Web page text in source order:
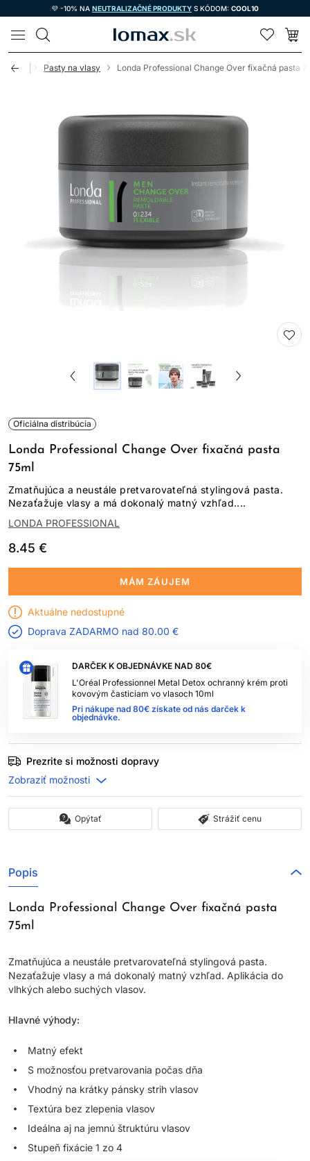
💜 -10% NA NEUTRALIZAČNÉ PRODUKTY S KÓDOM: COOL10
LOMAX
Pasty na vlasy Londa Professional Change Over fixačná pasta
Oficiálna distribúcia
Londa Professional Change Over fixačná pasta
75ml
Zmatňujúca a neustále pretvarovateľná stylingová pasta.
Nezaťažuje vlasy a má dokonalý matný vzhľad....
LONDA PROFESSIONAL
8.45 €
DARČEK K OBJEDNÁVKE NAD 80€
L'Oréal Professionnel Metal Detox ochranný krém proti
kovovým časticiam vo vlasoch 10ml
Pri nákupe nad 80€ získate od nás darček k
objednávke.
MÁM ZÁUJEM
Aktuálne nedostupné
Doprava ZADARMO nad 80.00 €
Prezrite si možnosti dopravy
Opýtať Strážiť cenu
Popis
Londa Professional Change Over fixačná pasta
75ml
Zmatňujúca a neustále pretvarovateľná stylingová pasta.
Nezaťažuje vlasy a má dokonalý matný vzhľad. Aplikácia do
vlhkých alebo suchých vlasov.
Hlavné výhody:
Matný efekt
S možnosťou pretvarovania počas dňa
Vhodný na krátky pánsky strih vlasov
Textúra bez zlepenia vlasov
Ideálna aj na jemnú štruktúru vlasov
Stupeň fixácie 1 zo 4